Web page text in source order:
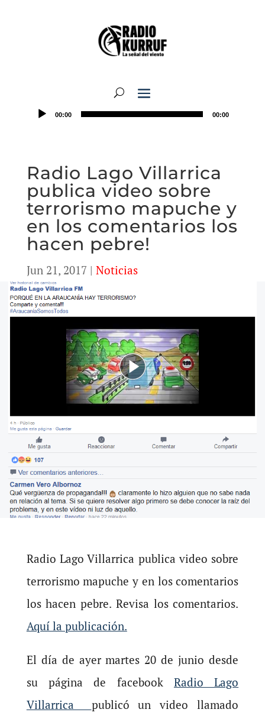
00:00 00:00
Radio Lago Villarrica
publica video sobre
terrorismo mapuche y
en los comentarios los
hacen pebre!
Jun 21, 2017 | Noticias
Radio Lago Villarrica publica video sobre
terrorismo mapuche y en los comentarios
los hacen pebre. Revisa los comentarios.
Aquí la publicación.
El día de ayer martes 20 de junio desde
su página de facebook Radio Lago
Villarrica publicó un video llamado